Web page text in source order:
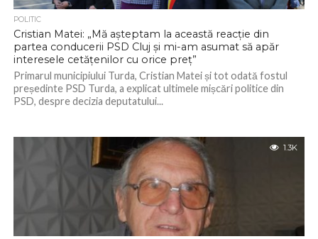
POLITIC
Cristian Matei: „Mă așteptam la această reacție din
partea conducerii PSD Cluj și mi-am asumat să apăr
interesele cetățenilor cu orice preț”
Primarul municipiului Turda, Cristian Matei și tot odată fostul
președinte PSD Turda, a explicat ultimele mișcări politice din
PSD, despre decizia deputatului...
1.3K